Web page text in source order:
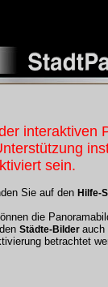
interaktiven
sein.
Sie auf den Hilfe-
die
Städte-Bilder auch
betrachtet